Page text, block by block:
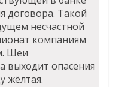
договора. Такой
несчастной
компаниям
Шеи
выходит опасения
жёлтая.